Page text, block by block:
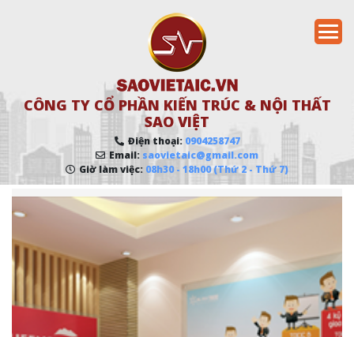
CÔNG TY CỔ PHẦN KIẾN TRÚC & NỘI THẤT
SAO VIỆT
Điện thoại: 0904258747
Email: saovietaic@gmail.com
Giờ làm việc: 08h30 - 18h00 (Thứ 2 - Thứ 7)